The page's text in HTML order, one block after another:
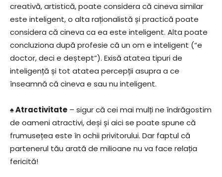
creativă, artistică, poate considera că cineva similar
este inteligent, o alta raționalistă și practică poate
considera că cineva ca ea este inteligent. Alta poate
concluziona după profesie că un om e inteligent (“e
doctor, deci e deștept”). Exisă atatea tipuri de
inteligență și tot atatea percepții asupra a ce
înseamnă că cineva e sau nu inteligent.
♠ Atractivitate – sigur că cei mai mulți ne îndrăgostim
de oameni atractivi, deși și aici se poate spune că
frumusețea este în ochii privitorului. Dar faptul că
partenerul tău arată de milioane nu va face relația
fericită!